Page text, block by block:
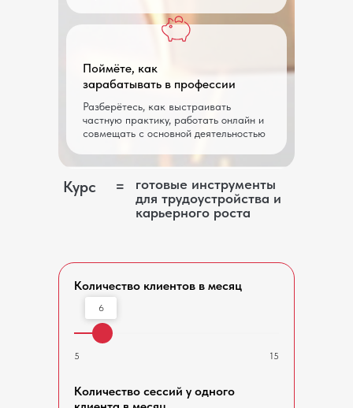
Курс =
готовые инструменты
для трудоустройства и
карьерного роста
Поймёте, как
зарабатывать в профессии
Разберётесь, как выстраивать
частную практику, работать онлайн и
совмещать с основной деятельностью
Количество клиентов в месяц
6
5 15
Количество сессий у одного